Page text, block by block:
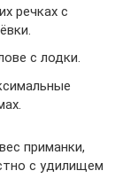
речках с
с лодки.
приманки,
с удилищем